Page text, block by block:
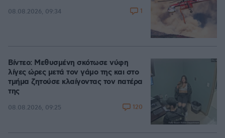
08.08.2026, 09:34 1
Βίντεο: Μεθυσμένη σκότωσε νύφη
λίγες ώρες μετά τον γάμο της και στο
τμήμα ζητούσε κλαίγοντας τον πατέρα
της
08.08.2026, 09:25 120